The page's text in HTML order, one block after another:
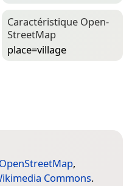
Caractéristique Open­
Street­Map
place=­village
OpenStreetMap,
Commons.